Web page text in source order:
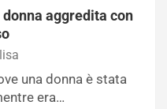
donna aggredita con
una donna è stata
era…